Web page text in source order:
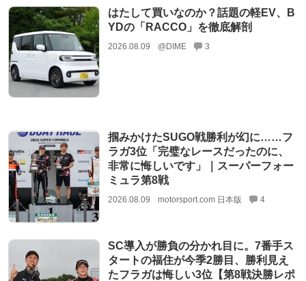
はたして買いなのか？話題の軽EV、B
YDの「RACCO」を徹底解剖
2026.08.09 @DIME 3
掴みかけたSUGO戦勝利が幻に……フ
ラガ3位「完璧なレースだったのに、
非常に悔しいです」｜スーパーフォー
ミュラ第8戦
2026.08.09 motorsport.com 日本版 4
SC導入が勝負の分かれ目に。7番手ス
タートの福住が今季2勝目、勝利見え
たフラガは悔しい3位【第8戦決勝レポ